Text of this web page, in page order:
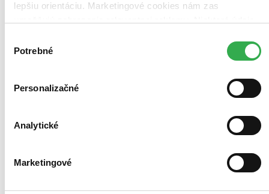
lepšiu orientáciu. Marketingové cookies nám zas
keby sme mohli používať všetky tieto cookies. Ďakujeme!
súhlasu
Potrebné
Personalizačné
Analytické
Marketingové